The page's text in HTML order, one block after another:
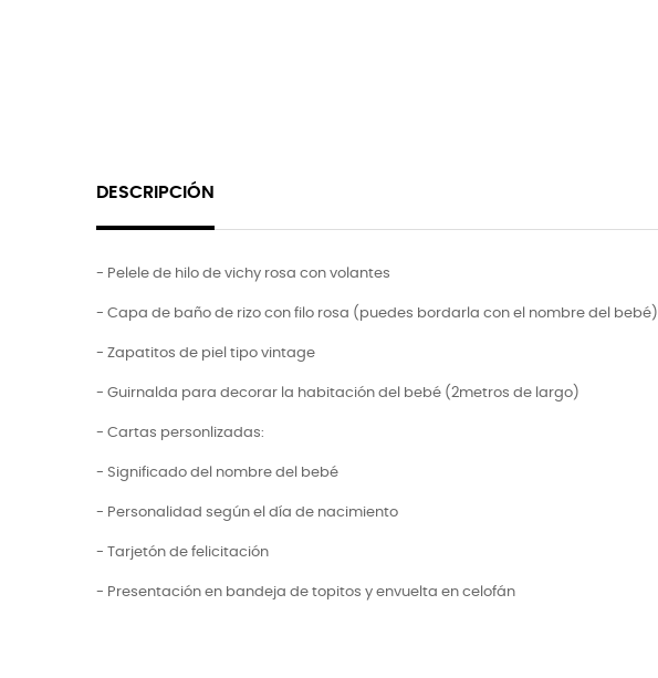
DESCRIPCIÓN
- Pelele de hilo de vichy rosa con volantes
- Capa de baño de rizo con filo rosa (puedes bordarla con el nombre del bebé)
- Zapatitos de piel tipo vintage
- Guirnalda para decorar la habitación del bebé (2metros de largo)
- Cartas personlizadas:
- Significado del nombre del bebé
- Personalidad según el día de nacimiento
- Tarjetón de felicitación
- Presentación en bandeja de topitos y envuelta en celofán